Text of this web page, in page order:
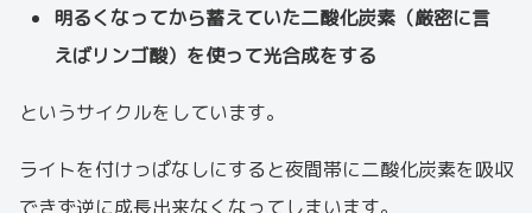
明るくなってから蓄えていた二酸化炭素（厳密に言
えばリンゴ酸）を使って光合成をする
というサイクルをしています。
ライトを付けっぱなしにすると夜間帯に二酸化炭素を吸収
できず逆に成長出来なくなってしまいます。